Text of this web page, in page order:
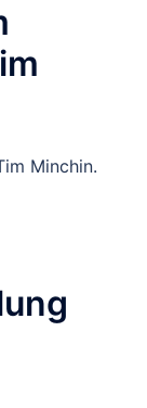
Minchin.